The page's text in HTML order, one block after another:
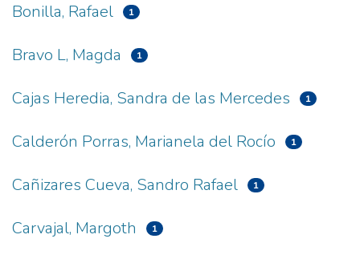
Bonilla, Rafael 1
Bravo L, Magda 1
Cajas Heredia, Sandra de las Mercedes 1
Calderón Porras, Marianela del Rocío 1
Cañizares Cueva, Sandro Rafael 1
Carvajal, Margoth 1